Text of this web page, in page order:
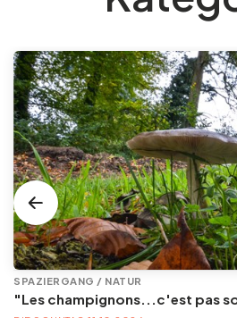
SPAZIERGANG / NATUR
"Les champignons...c'est pas